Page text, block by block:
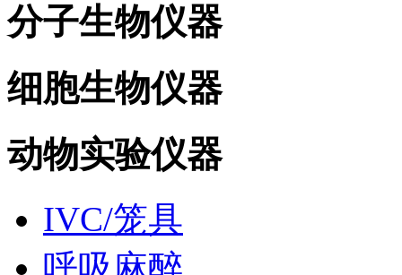
分子生物仪器
细胞生物仪器
动物实验仪器
IVC/笼具